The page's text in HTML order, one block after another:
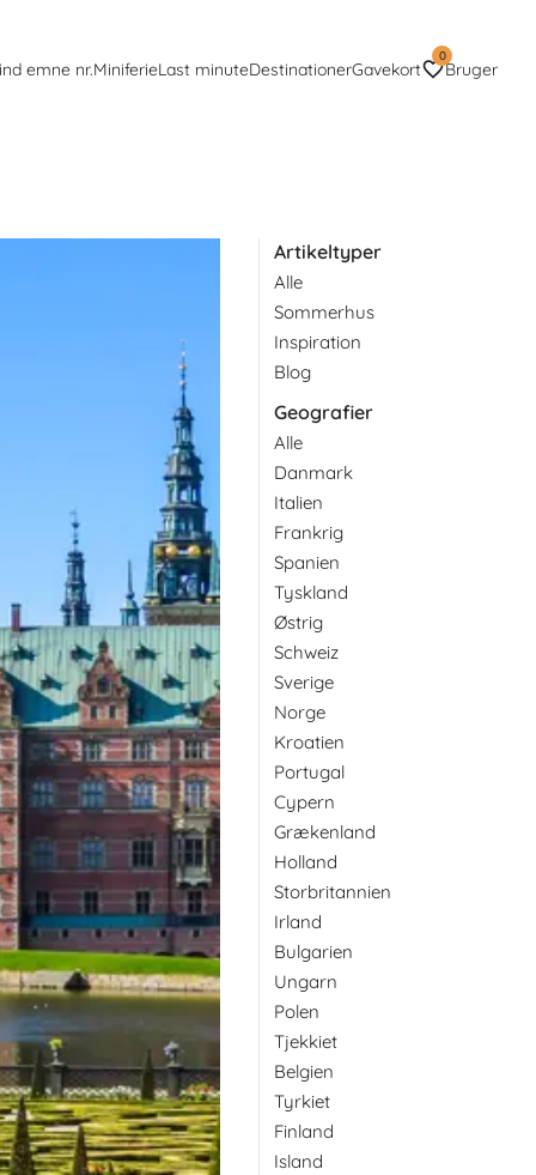
emne nr.MiniferieLast minuteDestinationerGavekort
0
Bruger
Artikeltyper
Alle
Sommerhus
Inspiration
Blog
Geografier
Alle
Danmark
Italien
Frankrig
Spanien
Tyskland
Østrig
Schweiz
Sverige
Norge
Kroatien
Portugal
Cypern
Grækenland
Holland
Storbritannien
Irland
Bulgarien
Ungarn
Polen
Tjekkiet
Belgien
Tyrkiet
Finland
Island